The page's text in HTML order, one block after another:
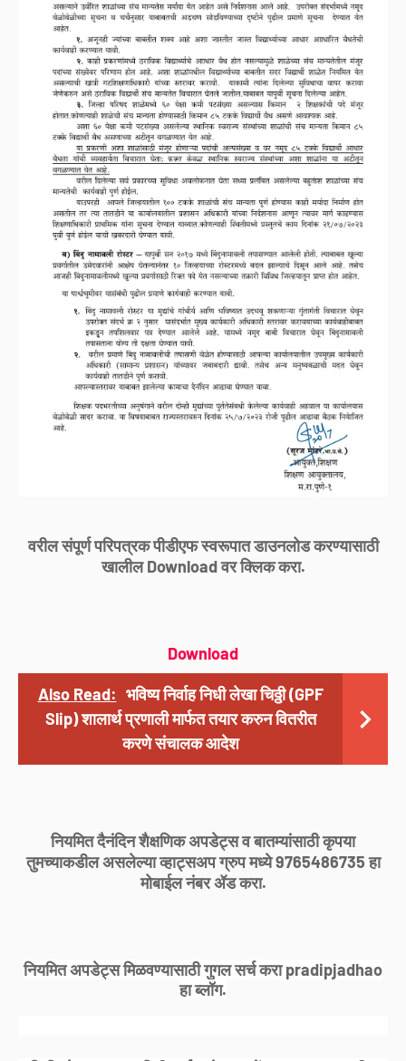
वरील संपूर्ण परिपत्रक पीडीएफ स्वरूपात डाउनलोड करण्यासाठी
खालील Download वर क्लिक करा.
Download
Also Read: भविष्य निर्वाह निधी लेखा चिठ्ठी (GPF
Slip) शालार्थ प्रणाली मार्फत तयार करुन वितरीत
करणे संचालक आदेश
नियमित दैनंदिन शैक्षणिक अपडेट्स व बातम्यांसाठी कृपया
तुमच्याकडील असलेल्या व्हाट्सअप ग्रुप मध्ये 9765486735 हा
मोबाईल नंबर ॲड करा.
नियमित अपडेट्स मिळवण्यासाठी गुगल सर्च करा pradipjadhao
हा ब्लॉग.